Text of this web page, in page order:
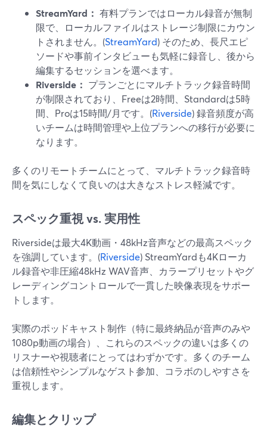
StreamYard： 有料プランではローカル録音が無制
限で、ローカルファイルはストレージ制限にカウン
トされません。(StreamYard) そのため、長尺エピ
ソードや事前インタビューも気軽に録音し、後から
編集するセッションを選べます。
Riverside： プランごとにマルチトラック録音時間
が制限されており、Freeは2時間、Standardは5時
間、Proは15時間/月です。(Riverside) 録音頻度が高
いチームは時間管理や上位プランへの移行が必要に
なります。
多くのリモートチームにとって、マルチトラック録音時
間を気にしなくて良いのは大きなストレス軽減です。
スペック重視 vs. 実用性
Riversideは最大4K動画・48kHz音声などの最高スペック
を強調しています。(Riverside) StreamYardも4Kローカ
ル録音や非圧縮48kHz WAV音声、カラープリセットやグ
レーディングコントロールで一貫した映像表現をサポー
トします。
実際のポッドキャスト制作（特に最終納品が音声のみや
1080p動画の場合）、これらのスペックの違いは多くの
リスナーや視聴者にとってはわずかです。多くのチーム
は信頼性やシンプルなゲスト参加、コラボのしやすさを
重視します。
編集とクリップ